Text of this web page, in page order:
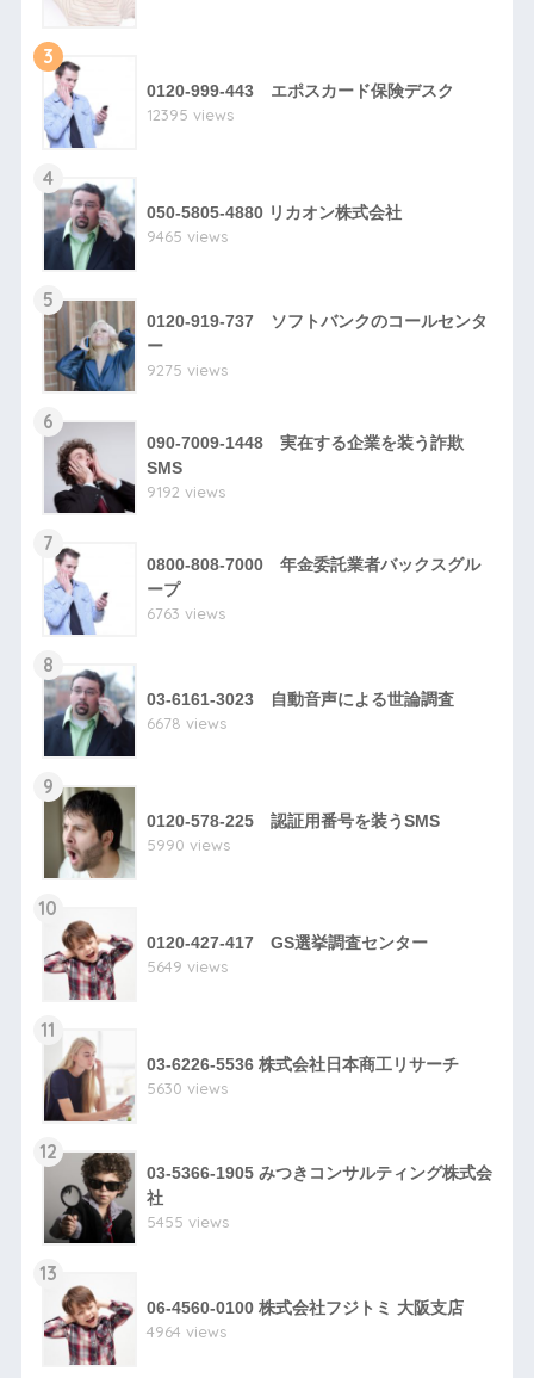
3
0120-999-443 エポスカード保険デスク
12395 views
4
050-5805-4880 リカオン株式会社
9465 views
5
0120-919-737 ソフトバンクのコールセンタ
ー
9275 views
6
090-7009-1448 実在する企業を装う詐欺
SMS
9192 views
7
0800-808-7000 年金委託業者バックスグル
ープ
6763 views
8
03-6161-3023 自動音声による世論調査
6678 views
9
0120-578-225 認証用番号を装うSMS
5990 views
10
0120-427-417 GS選挙調査センター
5649 views
11
03-6226-5536 株式会社日本商工リサーチ
5630 views
12
03-5366-1905 みつきコンサルティング株式会
社
5455 views
13
06-4560-0100 株式会社フジトミ 大阪支店
4964 views